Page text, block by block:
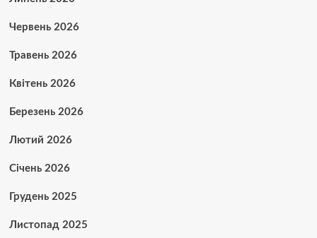
Червень 2026
Травень 2026
Квітень 2026
Березень 2026
Лютий 2026
Січень 2026
Грудень 2025
Листопад 2025